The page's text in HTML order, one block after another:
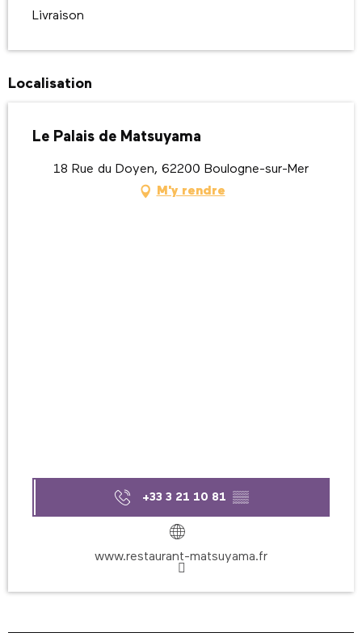
Livraison
Localisation
Le Palais de Matsuyama
18 Rue du Doyen, 62200 Boulogne-sur-Mer
M'y rendre
+33 3 21 10 81 ▒▒
www.restaurant-matsuyama.fr